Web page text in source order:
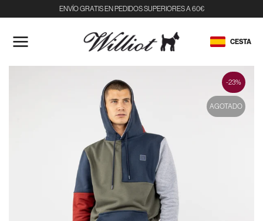
CONTENIDO
ENVÍO GRATIS EN PEDIDOS SUPERIORES A 60€
CESTA
-23%
AGOTADO